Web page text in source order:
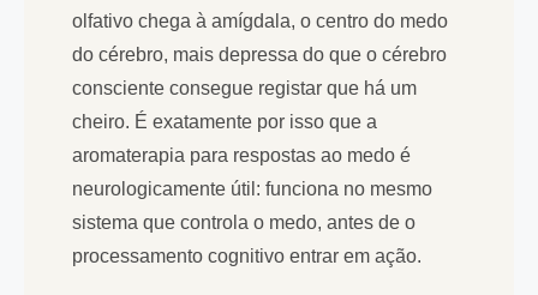
olfativo chega à amígdala, o centro do medo
do cérebro, mais depressa do que o cérebro
consciente consegue registar que há um
cheiro. É exatamente por isso que a
aromaterapia para respostas ao medo é
neurologicamente útil: funciona no mesmo
sistema que controla o medo, antes de o
processamento cognitivo entrar em ação.